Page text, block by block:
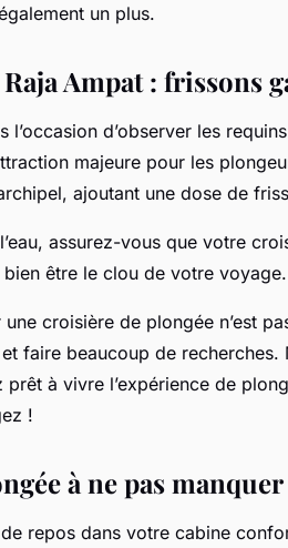
un plus.
Ampat : frissons
l’occasion d’observer les
majeure pour les
ajoutant une dose de
assurez-vous que votre
être le clou de votre voyage.
croisière de plongée n’est
faire beaucoup de
à vivre l’expérience de
!
à ne pas
repos dans votre cabine